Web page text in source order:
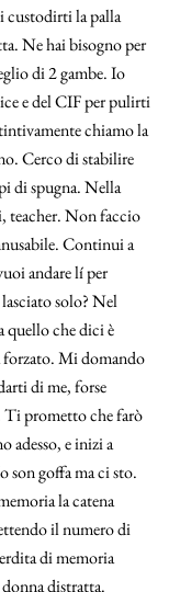
custodirti la palla
Ne hai bisogno per
di 2 gambe. Io
e del CIF per pulirti
chiamo la
Cerco di stabilire
di spugna. Nella
teacher. Non faccio
Continui a
andare lí per
solo? Nel
quello che dici è
forzato. Mi domando
di me, forse
Ti prometto che farò
adesso, e inizi a
son goffa ma ci sto.
la catena
il numero di
di memoria
distratta.